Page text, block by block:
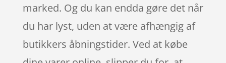
marked. Og du kan endda gøre det når
du har lyst, uden at være afhængig af
butikkers åbningstider. Ved at købe